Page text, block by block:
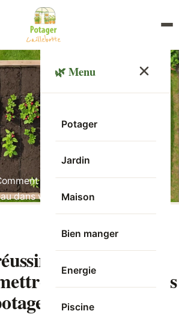
🌿 Menu
Potager
Jardin
Maison
Bien manger
Energie
Piscine
réussir le mélange de terre
dans vos carrés potager ?
le mélange de
du terreau dans
?